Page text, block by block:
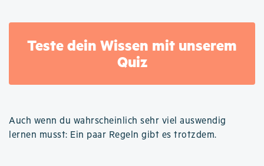
Teste dein Wissen mit unserem
Quiz
Auch wenn du wahrscheinlich sehr viel auswendig
lernen musst: Ein paar Regeln gibt es trotzdem.